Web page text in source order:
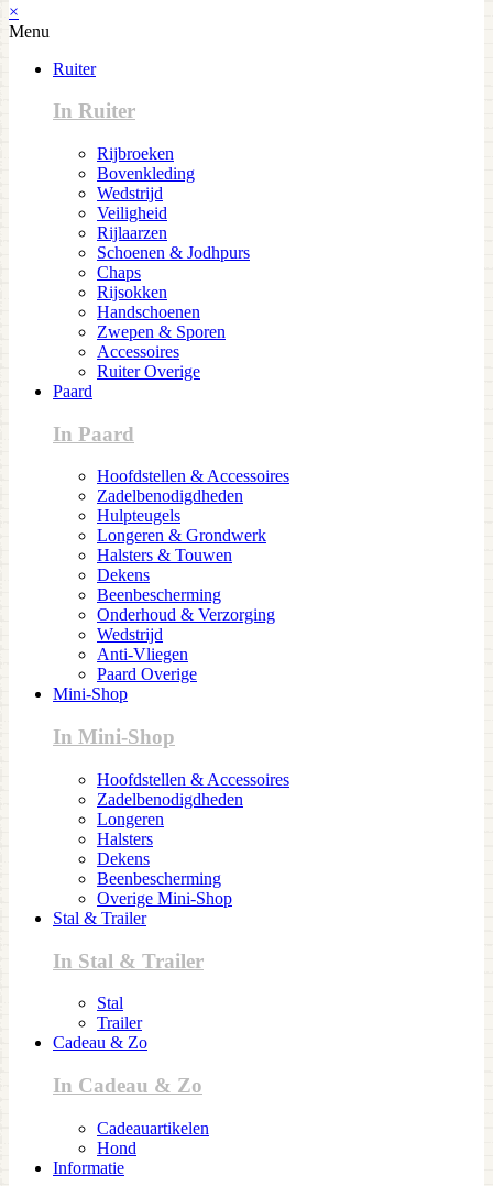
×
Menu
Ruiter
In Ruiter
Rijbroeken
Bovenkleding
Wedstrijd
Veiligheid
Rijlaarzen
Schoenen & Jodhpurs
Chaps
Rijsokken
Handschoenen
Zwepen & Sporen
Accessoires
Ruiter Overige
Paard
In Paard
Hoofdstellen & Accessoires
Zadelbenodigdheden
Hulpteugels
Longeren & Grondwerk
Halsters & Touwen
Dekens
Beenbescherming
Onderhoud & Verzorging
Wedstrijd
Anti-Vliegen
Paard Overige
Mini-Shop
In Mini-Shop
Hoofdstellen & Accessoires
Zadelbenodigdheden
Longeren
Halsters
Dekens
Beenbescherming
Overige Mini-Shop
Stal & Trailer
In Stal & Trailer
Stal
Trailer
Cadeau & Zo
In Cadeau & Zo
Cadeauartikelen
Hond
Informatie